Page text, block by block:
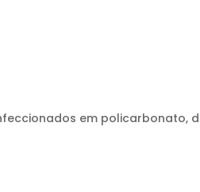
em policarbonato,